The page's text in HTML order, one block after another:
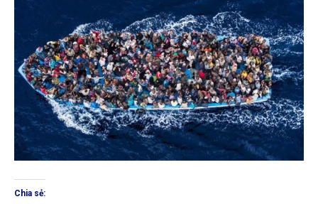
Chia sẻ: